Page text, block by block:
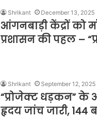
Shrikant December 13, 2025
आंगनबाड़ी केंद्रों को
प्रशासन की पहल –
Shrikant September 12, 2025
“प्रोजेक्ट धड़कन” के
हृदय जांच जारी, 144